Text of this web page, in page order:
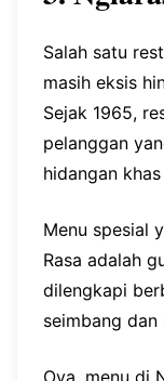
Salah satu
masih eksis
Sejak 1965,
pelanggan
hidangan
Menu spesial
Rasa adalah
dilengkapi
seimbang
Oya, menu di